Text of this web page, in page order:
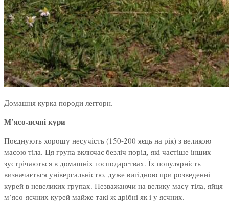
Домашня курка породи леггорн.
М’ясо-яєчні кури
Поєднують хорошу несучість (150-200 яєць на рік) з великою
масою тіла. Ця група включає безліч порід, які частіше інших
зустрічаються в домашніх господарствах. Їх популярність
визначається універсальністю, дуже вигідною при розведенні
курей в невеликих групах. Незважаючи на велику масу тіла, яйця
м’ясо-яєчних курей майже такі ж дрібні як і у яєчних.